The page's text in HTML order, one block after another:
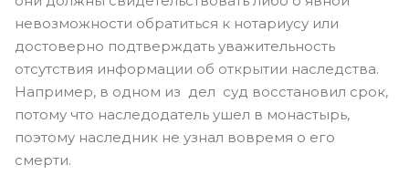
невозможности обратиться к нотариусу или
достоверно подтверждать уважительность
отсутствия информации об открытии наследства.
Например, в одном из дел суд восстановил срок,
потому что наследодатель ушел в монастырь,
поэтому наследник не узнал вовремя о его
смерти.